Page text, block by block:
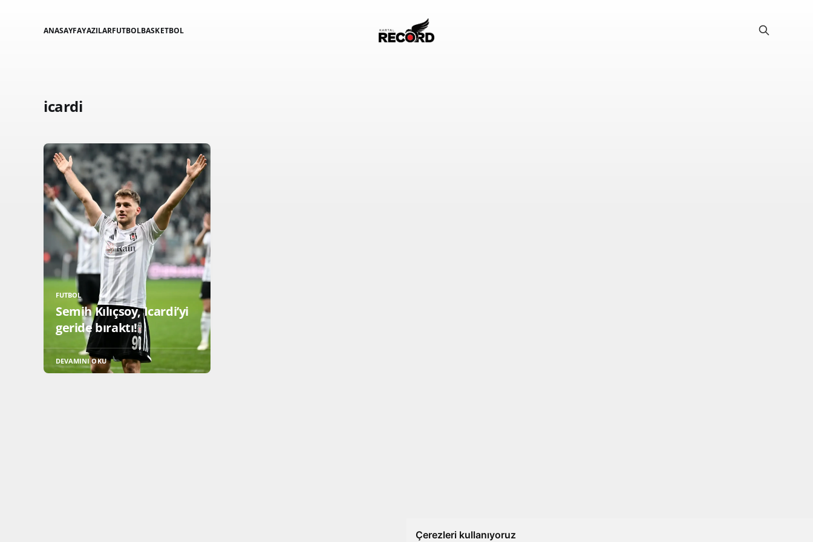
Çerezleri kullanıyoruz
ANASAYFAYAZILARFUTBOLBASKETBOL
icardi
FUTBOL
Semih Kılıçsoy, Icardi’yi
geride bıraktı!
DEVAMINI OKU